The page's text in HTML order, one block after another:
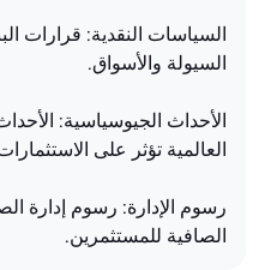
السياسات النقدية: قرارات
السيولة والأسواق.
الأحداث الجيوسياسية:
العالمية تؤثر على
رسوم الإدارة: رسوم إدارة
الصافية للمستثمرين.